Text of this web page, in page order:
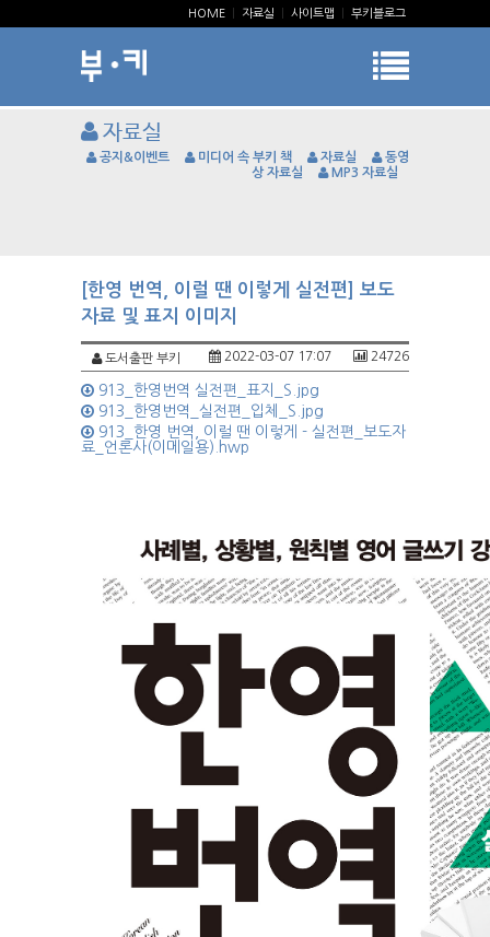
HOME 자료실 사이트맵 부키블로그
자료실
공지&이벤트 미디어 속 부키 책 자료실
동영
상 자료실
MP3 자료실
[한영 번역, 이럴 땐 이렇게 실전편] 보도
자료 및 표지 이미지
도서출판 부키 24726
2022-03-07 17:07
913_한영번역 실전편_표지_S.jpg
913_한영번역_실전편_입체_S.jpg
913_한영 번역, 이럴 땐 이렇게 - 실전편_보도자
료_언론사(이메일용).hwp